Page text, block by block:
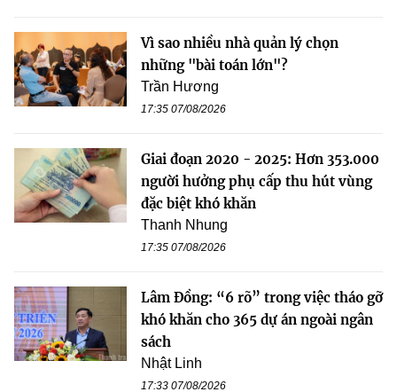
Vì sao nhiều nhà quản lý chọn
những "bài toán lớn"?
Trần Hương
17:35 07/08/2026
Giai đoạn 2020 - 2025: Hơn 353.000
người hưởng phụ cấp thu hút vùng
đặc biệt khó khăn
Thanh Nhung
17:35 07/08/2026
Lâm Đồng: “6 rõ” trong việc tháo gỡ
khó khăn cho 365 dự án ngoài ngân
sách
Nhật Linh
17:33 07/08/2026